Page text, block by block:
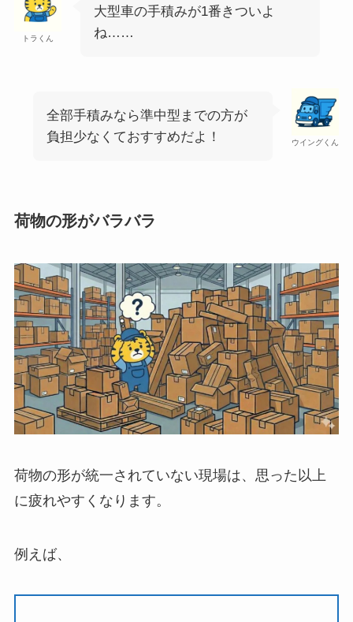
トラくん
大型車の手積みが1番きついよ
ね……
ウイングくん
全部手積みなら準中型までの方が
負担少なくておすすめだよ！
荷物の形がバラバラ
荷物の形が統一されていない現場は、思った以上
に疲れやすくなります。
例えば、